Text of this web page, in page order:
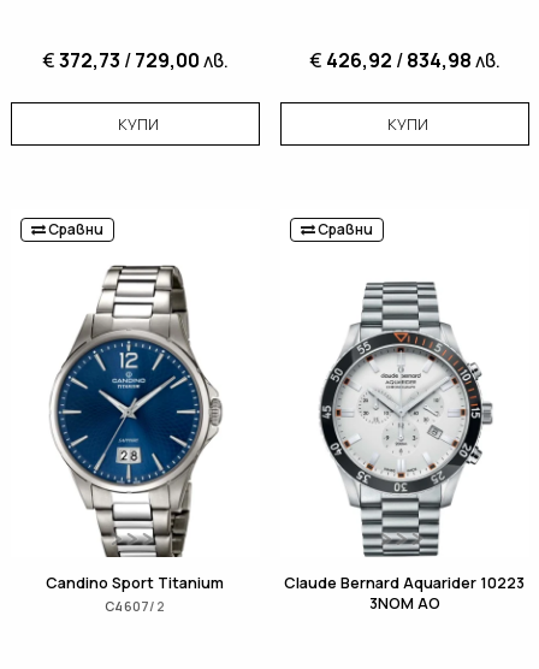
€372,73 /729,00лв.
КУПИ
€ 426,92 /834,98лв.
КУПИ
Сравни
Candino Sport Titanium
C4607/2
Сравни
Claude Bernard Aquarider 10223
3NOM AO